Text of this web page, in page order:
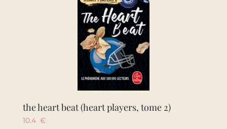
the heart beat (heart players, tome 2)
10.4 €